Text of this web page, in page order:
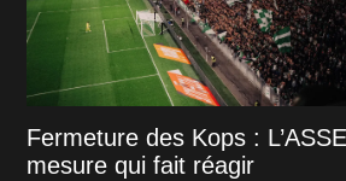
Fermeture des Kops :
mesure qui fait réagir